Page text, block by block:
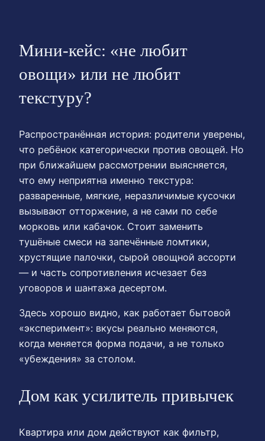
Мини-кейс: «не любит
овощи» или не любит
текстуру?
Распространённая история: родители уверены,
что ребёнок категорически против овощей. Но
при ближайшем рассмотрении выясняется,
что ему неприятна именно текстура:
разваренные, мягкие, неразличимые кусочки
вызывают отторжение, а не сами по себе
морковь или кабачок. Стоит заменить
тушёные смеси на запечённые ломтики,
хрустящие палочки, сырой овощной ассорти
— и часть сопротивления исчезает без
уговоров и шантажа десертом.
Здесь хорошо видно, как работает бытовой
«эксперимент»: вкусы реально меняются,
когда меняется форма подачи, а не только
«убеждения» за столом.
Дом как усилитель привычек
Квартира или дом действуют как фильтр,